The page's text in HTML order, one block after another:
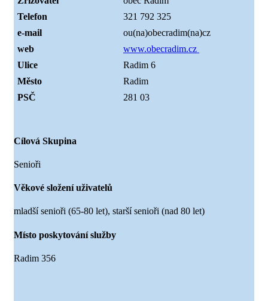
Telefon
321 792 325
e-mail
ou(na)obecradim(na)cz
web
www.obecradim.cz
Ulice
Radim 6
Město
Radim
PSČ
281 03
Cílová Skupina
Senioři
Věkové složení uživatelů
mladší senioři (65-80 let), starší senioři (nad 80 let)
Místo poskytování služby
Radim 356